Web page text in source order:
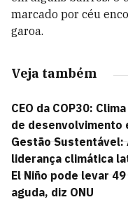
marcado por céu
garoa.
Veja também
CEO da COP30:
de desenvolvimento
Gestão Sustentável:
liderança climática
El Niño pode levar
aguda, diz ONU